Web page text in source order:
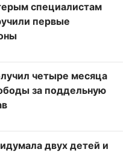
специалистам
первые
четыре месяца
за поддельную
двух детей и